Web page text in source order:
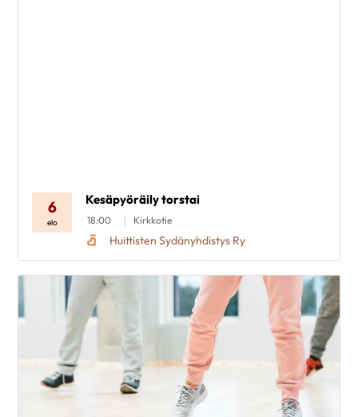
Poista valinnat
6
elo
Kesäpyöräily torstai
18:00 Kirkkotie
Huittisten Sydänyhdistys Ry